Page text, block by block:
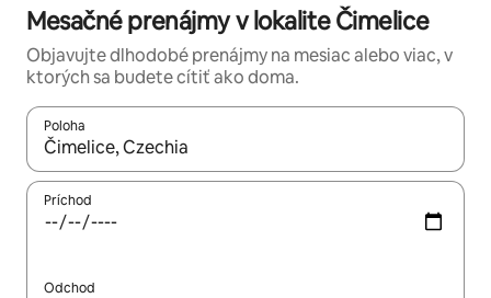
Mesačné prenájmy v lokalite Čimelice
Objavujte dlhodobé prenájmy na mesiac alebo viac, v
ktorých sa budete cítiť ako doma.
Poloha
Keď budú výsledky k dispozícii, môžete si ich prechádzať
Príchod
Odchod